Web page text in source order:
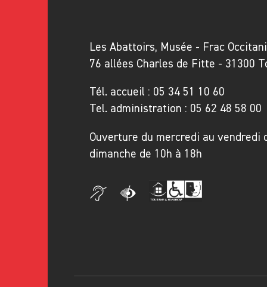
plus importants des années
La collection des Abattoirs
dont 4 œuvres de Takesada
Cette exposition permet de
de Takesada Matsutani et de
la variété des techniques de
part de l’estampe dans la
Les Abattoirs, Musée - Frac
76 allées Charles de Fitte - 31300
Tél. accueil : 05 34 51 10 60
Tel. administration : 05 62 48 58 00
Ouverture du mercredi au vendredi
dimanche de 10h à 18h